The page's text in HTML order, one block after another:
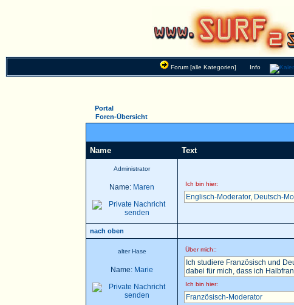
Forum [alle Kategorien] Info
Portal
Foren-Übersicht
Name Text
Administrator
Name: Maren Ich bin hier:
Englisch-Moderator, Deutsch-
nach oben
alter Hase
Name: Marie
Über mich::
Ich studiere Französisch und
dabei für mich, dass ich
Ich bin hier:
Französisch-Moderator